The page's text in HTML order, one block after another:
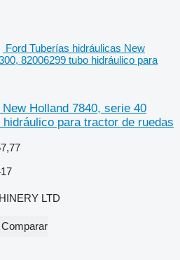
Ford Tuberías hidráulicas New
82006299 tubo hidráulico para
Holland 7840, serie 40
para tractor de ruedas
LTD
Comparar